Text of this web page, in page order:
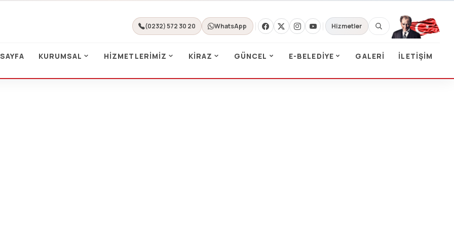
(0232) 572 30 20 WhatsApp Hizmetler
KURUMSAL HIZMETLERIMIZ KIRAZ GÜNCEL E-BELEDIYE GALERI İLETIŞIM